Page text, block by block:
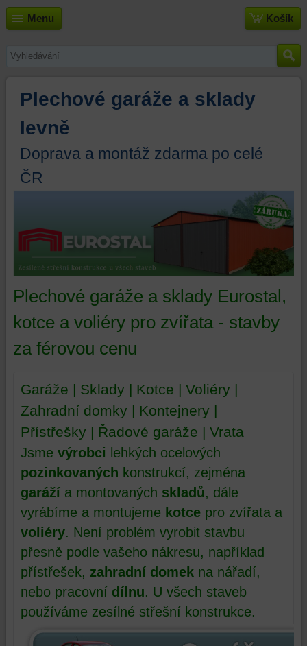
Menu Košík
Plechové garáže a sklady
levně
Doprava a montáž zdarma po celé
ČR
Plechové garáže a sklady Eurostal,
kotce a voliéry pro zvířata - stavby
za férovou cenu
Garáže | Sklady | Kotce | Voliéry |
Zahradní domky | Kontejnery |
Přístřešky | Řadové garáže | Vrata
Jsme výrobci lehkých ocelových
pozinkovaných konstrukcí, zejména
garážía montovaných skladů, dále
vyrábíme a montujeme kotcepro zvířata a
voliéry. Není problém vyrobit stavbu
přesně podle vašeho nákresu, například
přístřešek, zahradní domekna nářadí,
nebo pracovní dílnu. U všech staveb
používáme zesílné střešní konstrukce.